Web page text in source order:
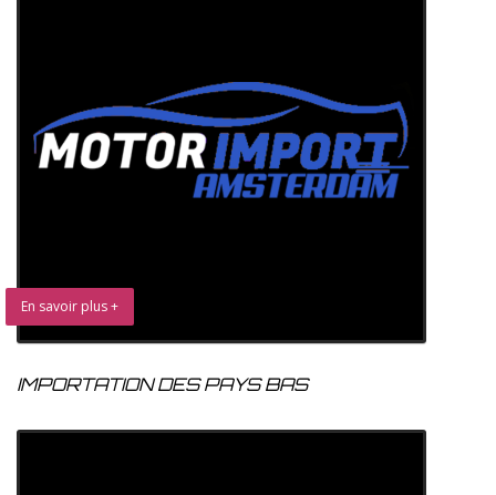
En savoir plus +
IMPORTATION DES PAYS BAS